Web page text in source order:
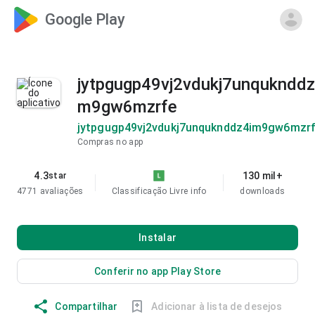
Google Play
m9gw6mzrfe
Compras no app
4.3star
4771 avaliações
Classificação Livre info
130 mil+
downloads
Instalar
Conferir no app Play Store
Compartilhar Adicionar à lista de desejos